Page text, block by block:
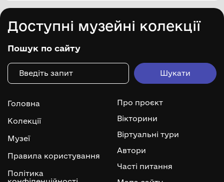
Доступні музейні колекції
Пошук по сайту
Головна
Колекції
Музеї
Правила користування
Політика
Про проєкт
Вікторини
Віртуальні тури
Автори
Часті питання